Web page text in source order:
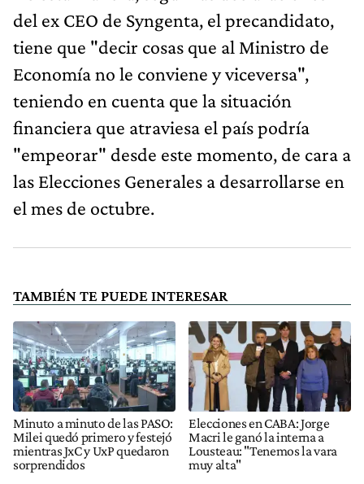
del ex CEO de Syngenta, el precandidato,
tiene que "decir cosas que al Ministro de
Economía no le conviene y viceversa",
teniendo en cuenta que la situación
financiera que atraviesa el país podría
"empeorar" desde este momento, de cara a
las Elecciones Generales a desarrollarse en
el mes de octubre.
TAMBIÉN TE PUEDE INTERESAR
Minuto a minuto de las PASO:
Milei quedó primero y festejó
mientras JxC y UxP quedaron
sorprendidos
Elecciones en CABA: Jorge
Macri le ganó la interna a
Lousteau: "Tenemos la vara
muy alta"